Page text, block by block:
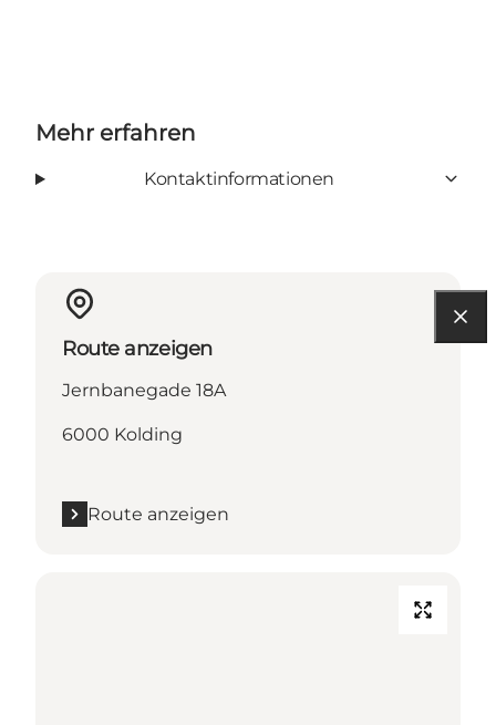
Mehr erfahren
Kontaktinformationen
Route anzeigen
Jernbanegade 18A
6000 Kolding
Route anzeigen